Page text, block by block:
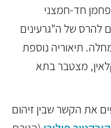
חד-חמצני
להרס של ה"גרעינים
תיאוריה נוספת
מצטבר בתא
את הקשר שבין זיהום